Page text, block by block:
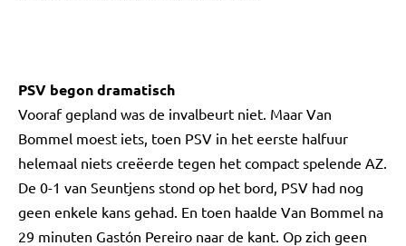
PSV begon dramatisch
Vooraf gepland was de invalbeurt niet. Maar Van
Bommel moest iets, toen PSV in het eerste halfuur
helemaal niets creëerde tegen het compact spelende AZ.
De 0-1 van Seuntjens stond op het bord, PSV had nog
geen enkele kans gehad. En toen haalde Van Bommel na
29 minuten Gastón Pereiro naar de kant. Op zich geen